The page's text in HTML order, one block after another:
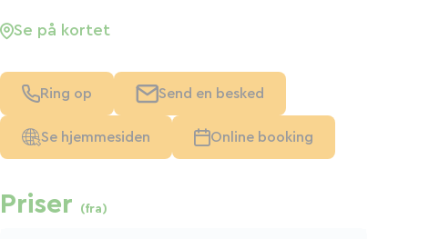
Se på kortet
Ring op Send en besked
Se hjemmesiden Online booking
Priser (fra)